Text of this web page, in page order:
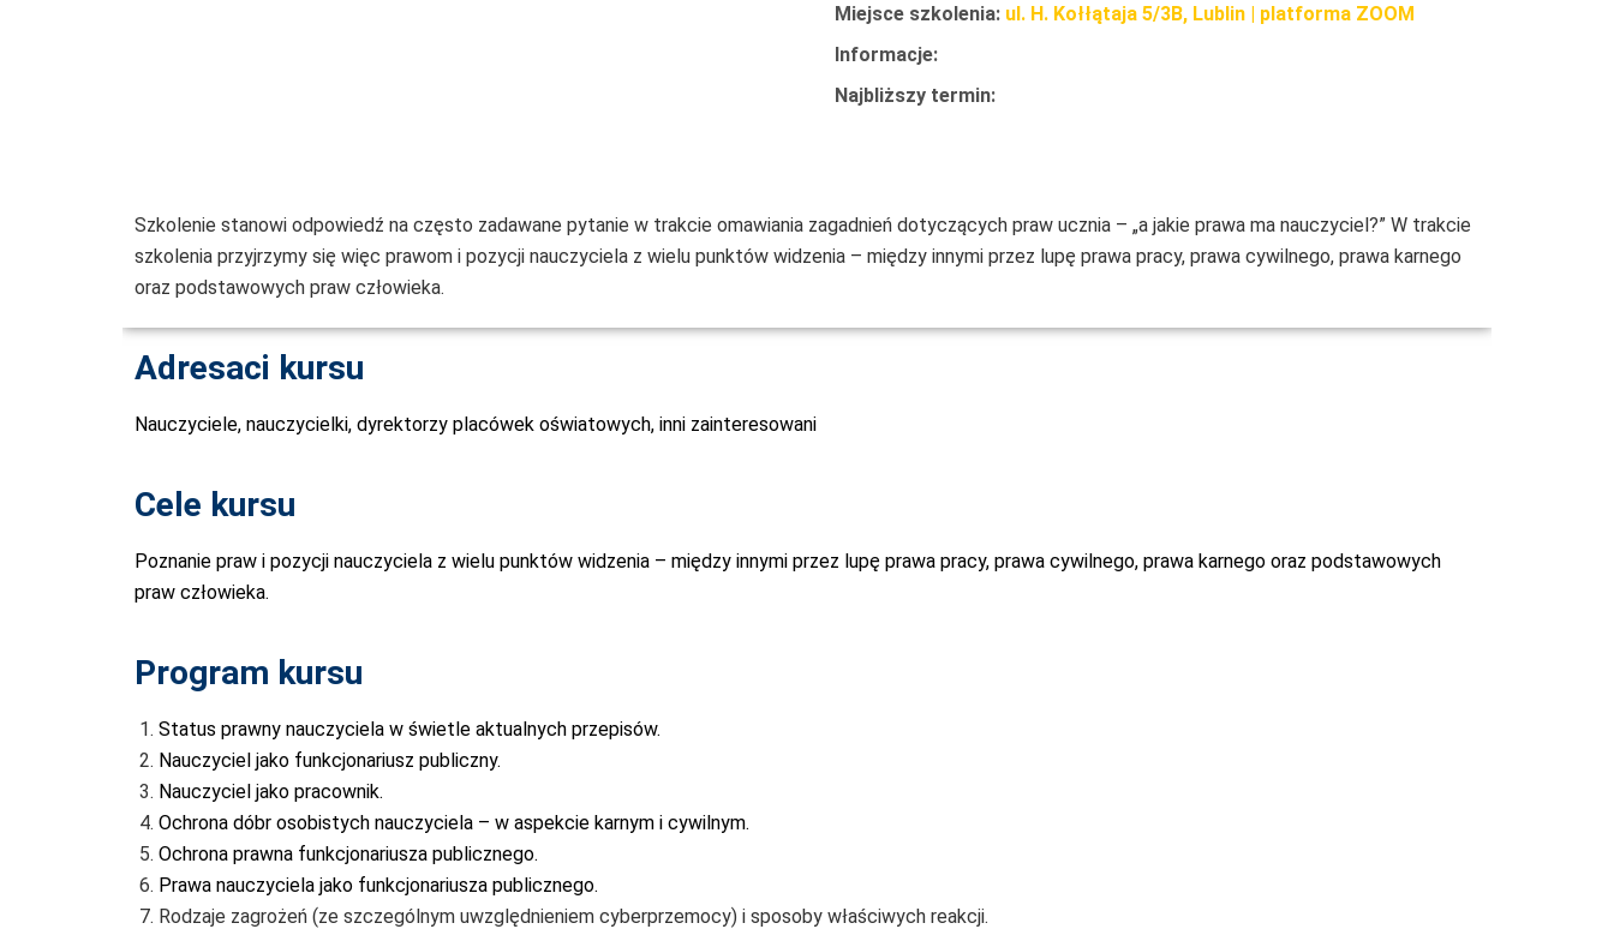
Miejsce szkolenia: ul. H. Kołłątaja 5/3B, Lublin | platforma ZOOM
Informacje:
Najbliższy termin:
Szkolenie stanowi odpowiedź na często zadawane pytanie w trakcie omawiania zagadnień dotyczących praw ucznia – „a jakie prawa ma nauczyciel?” W trakcie
szkolenia przyjrzymy się więc prawom i pozycji nauczyciela z wielu punktów widzenia – między innymi przez lupę prawa pracy, prawa cywilnego, prawa karnego
oraz podstawowych praw człowieka.
Adresaci kursu
Nauczyciele, nauczycielki, dyrektorzy placówek oświatowych, inni zainteresowani
Cele kursu
Poznanie praw i pozycji nauczyciela z wielu punktów widzenia – między innymi przez lupę prawa pracy, prawa cywilnego, prawa karnego oraz podstawowych
praw człowieka.
Program kursu
Status prawny nauczyciela w świetle aktualnych przepisów.
Nauczyciel jako funkcjonariusz publiczny.
Nauczyciel jako pracownik.
Ochrona dóbr osobistych nauczyciela – w aspekcie karnym i cywilnym.
Ochrona prawna funkcjonariusza publicznego.
Prawa nauczyciela jako funkcjonariusza publicznego.
Rodzaje zagrożeń (ze szczególnym uwzględnieniem cyberprzemocy) i sposoby właściwych reakcji.